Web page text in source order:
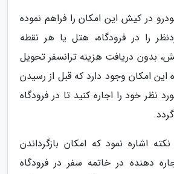
در کیش این امکان را فراهم نموده
را در فرودگاه، هتل یا هر نقطه
بدون دریافت هزینه ترانسفر تحویل
امکان وجود دارد که قبل از رسیدن
نظر خود را اجاره کنید تا در فرودگاه
اشاره نمود که امکان بازگرداندن
دهنده در خاتمه سفر در فرودگاه